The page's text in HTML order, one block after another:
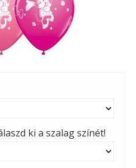
ki a szalag színét!